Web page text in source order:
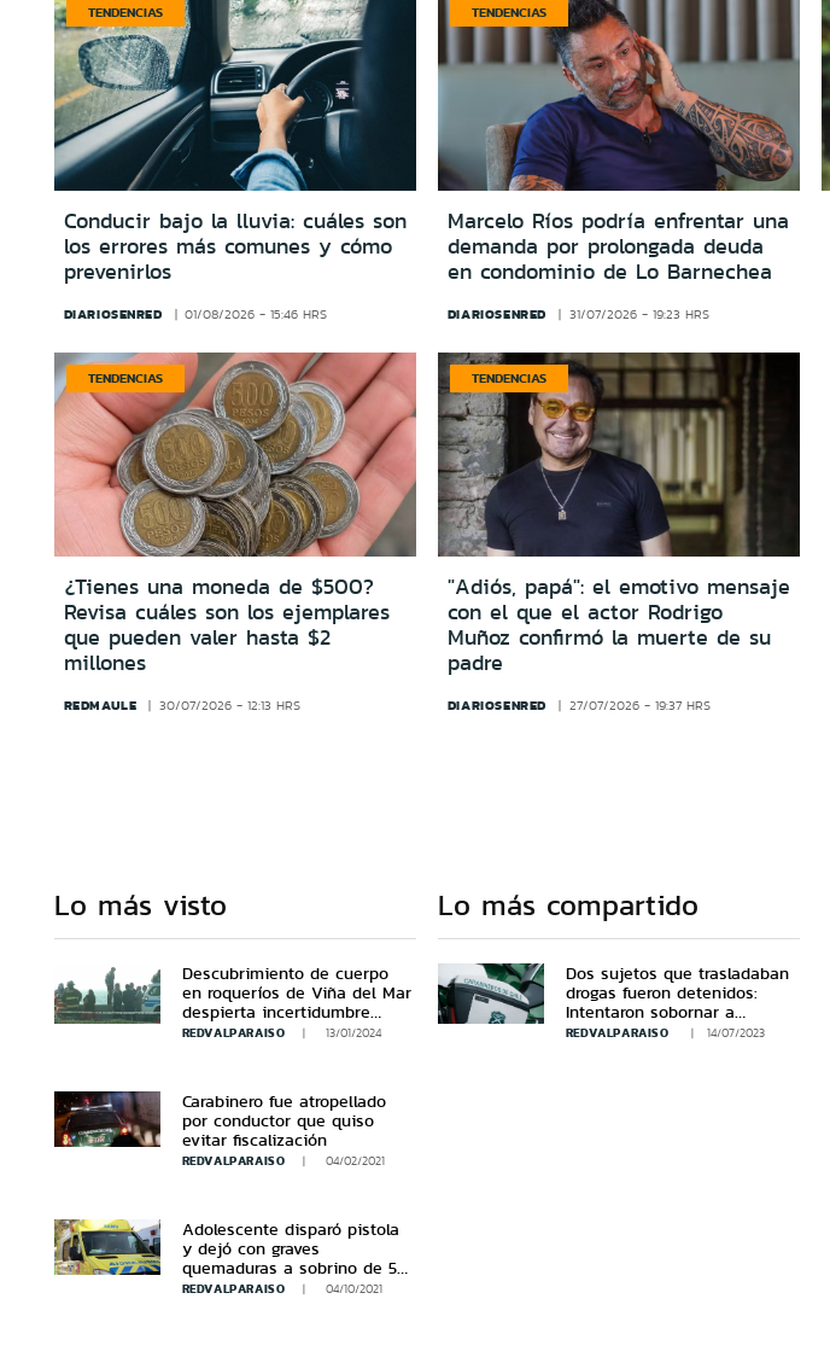
TENDENCIAS
Conducir bajo la lluvia: cuáles son
los errores más comunes y cómo
prevenirlos
DIARIOSENRED 01/08/2026 - 15:46 HRS
TENDENCIAS
Marcelo Ríos podría enfrentar una
demanda por prolongada deuda
en condominio de Lo Barnechea
DIARIOSENRED 31/07/2026 - 19:23 HRS
TENDENCIAS
¿Tienes una moneda de $500?
Revisa cuáles son los ejemplares
que pueden valer hasta $2
millones
REDMAULE 30/07/2026 - 12:13 HRS
TENDENCIAS
"Adiós, papá": el emotivo mensaje
con el que el actor Rodrigo
Muñoz confirmó la muerte de su
padre
DIARIOSENRED 27/07/2026 - 19:37 HRS
Lo más visto
Descubrimiento de cuerpo
en roqueríos de Viña del Mar
despierta incertidumbre
sobre Anahí Espíndola
REDVALPARAISO 13/01/2024
Carabinero fue atropellado
por conductor que quiso
evitar fiscalización
REDVALPARAISO 04/02/2021
Adolescente disparó pistola
y dejó con graves
quemaduras a sobrino de 5
años en Quillota
REDVALPARAISO 04/10/2021
Lo más compartido
Dos sujetos que trasladaban
drogas fueron detenidos:
Intentaron sobornar a
Carabineros
REDVALPARAISO 14/07/2023